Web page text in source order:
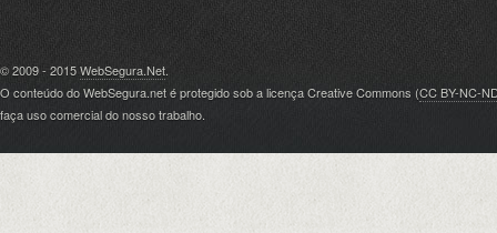
© 2009 - 2015WebSegura.Net.
O conteúdo do WebSegura.net é protegido sob a licença Creative Commons (CC BY-NC-
faça uso comercial do nosso trabalho.